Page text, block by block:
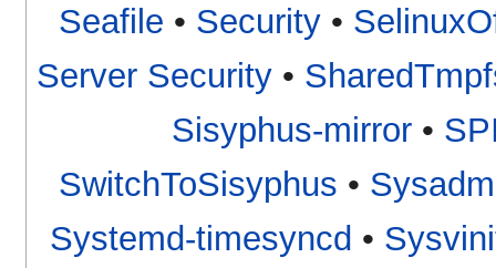
Seafile • Security •
Server Security •
Sisyphus-mirror •
SwitchToSisyphus •
Systemd-timesyncd •